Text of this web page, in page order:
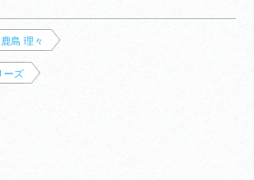
鹿島 理々
ーズ